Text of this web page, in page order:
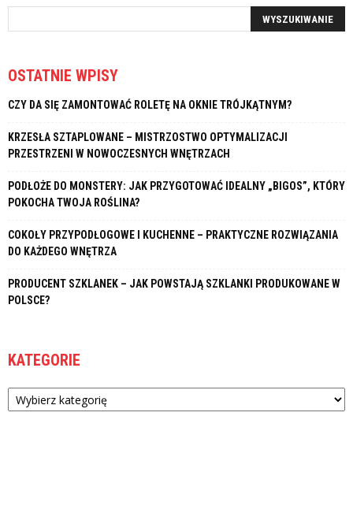
OSTATNIE WPISY
CZY DA SIĘ ZAMONTOWAĆ ROLETĘ NA OKNIE TRÓJKĄTNYM?
KRZESŁA SZTAPLOWANE – MISTRZOSTWO OPTYMALIZACJI
PRZESTRZENI W NOWOCZESNYCH WNĘTRZACH
PODŁOŻE DO MONSTERY: JAK PRZYGOTOWAĆ IDEALNY „BIGOS”, KTÓRY
POKOCHA TWOJA ROŚLINA?
COKOŁY PRZYPODŁOGOWE I KUCHENNE – PRAKTYCZNE ROZWIĄZANIA
DO KAŻDEGO WNĘTRZA
PRODUCENT SZKLANEK – JAK POWSTAJĄ SZKLANKI PRODUKOWANE W
POLSCE?
KATEGORIE
Kategorie